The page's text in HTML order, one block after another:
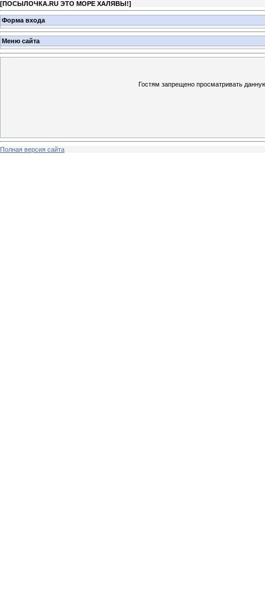
[ПОСЫЛОЧКА.RU ЭТО МОРЕ ХАЛЯВЫ!]
Форма входа
Меню сайта
Гостям запрещено просматривать
Полная версия сайта